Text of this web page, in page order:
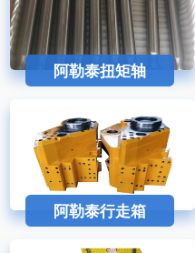
阿勒泰扭矩轴
阿勒泰行走箱